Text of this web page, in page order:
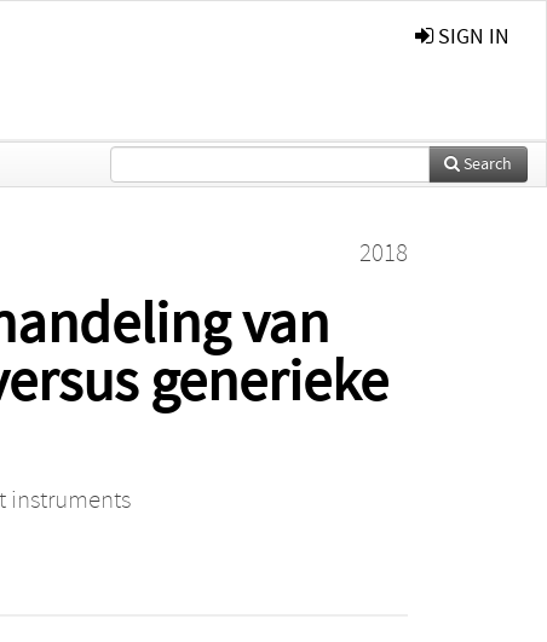
SIGN IN
Search
2018
van
generieke
instruments